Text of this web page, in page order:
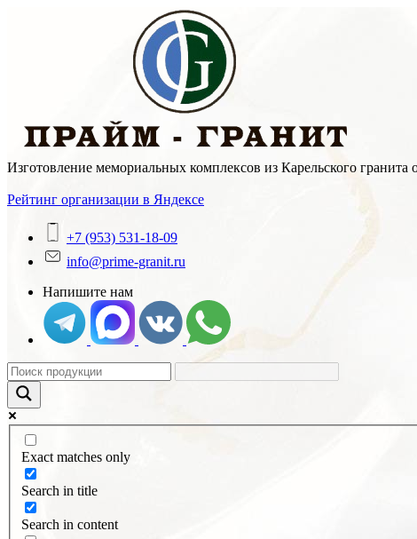
Изготовление мемориальных комплексов из Карельского
Рейтинг организации в Яндексе
+7 (953) 531-18-09
info@prime-granit.ru
Напишите нам
Exact matches only
Search in title
Search in content